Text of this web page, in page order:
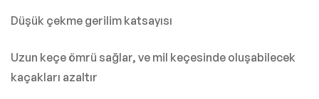
Düşük çekme gerilim katsayısı
Uzun keçe ömrü sağlar, ve mil keçesinde oluşabilecek
kaçakları azaltır